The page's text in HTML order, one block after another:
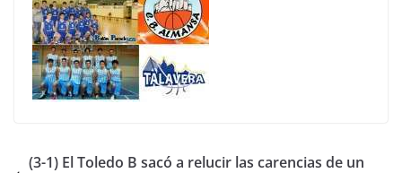
(3-1) El Toledo B sacó a relucir las carencias de un